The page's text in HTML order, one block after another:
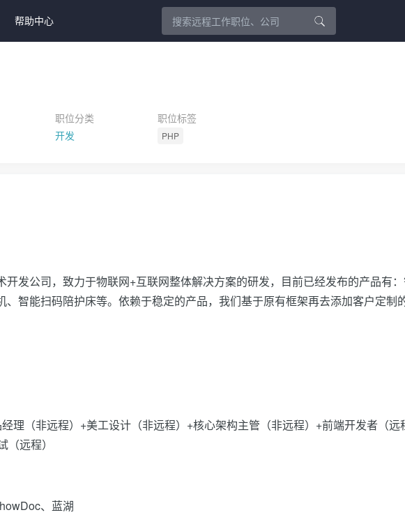
帮助中心
职位分类
开发
职位标签
PHP
开发公司，致力于物联网+互联网整体解决方案的研发，目前已经发布的产品有
、智能扫码陪护床等。依赖于稳定的产品，我们基于原有框架再去添加客户定制
理（非远程）+美工设计（非远程）+核心架构主管（非远程）+前端开发者（远
远程）
、蓝湖